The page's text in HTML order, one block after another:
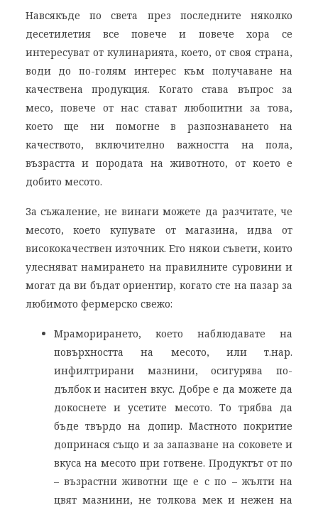
Навсякъде по света през последните няколко
десетилетия все повече и повече хора се
интересуват от кулинарията, което, от своя страна,
води до по-голям интерес към получаване на
качествена продукция. Когато става въпрос за
месо, повече от нас стават любопитни за това,
което ще ни помогне в разпознаването на
качеството, включително важността на пола,
възрастта и породата на животното, от което е
добито месото.
За съжаление, не винаги можете да разчитате, че
месото, което купувате от магазина, идва от
висококачествен източник. Ето някои съвети, които
улесняват намирането на правилните суровини и
могат да ви бъдат ориентир, когато сте на пазар за
любимото фермерско свежо:
Мраморирането, което наблюдавате на
повърхността на месото, или т.нар.
инфилтрирани мазнини, осигурява по-
дълбок и наситен вкус. Добре е да можете да
докоснете и усетите месото. То трябва да
бъде твърдо на допир. Мастното покритие
допринася също и за запазване на соковете и
вкуса на месото при готвене. Продуктът от по
– възрастни животни ще е с по – жълти на
цвят мазнини, не толкова мек и нежен на